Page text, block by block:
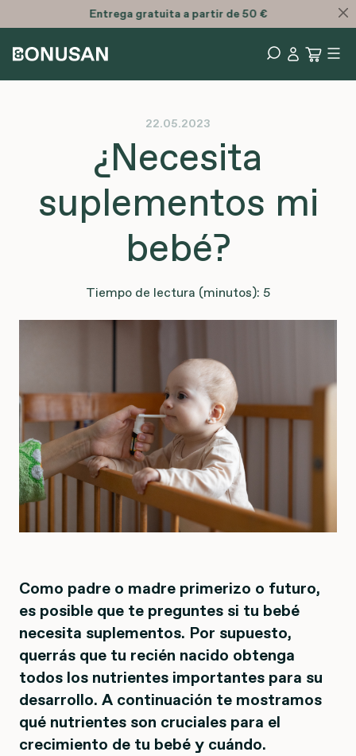
Entrega gratuita a partir de 50 €
22.05.2023
¿Necesita
suplementos mi
bebé?
Tiempo de lectura (minutos): 5
Como padre o madre primerizo o futuro,
es posible que te preguntes si tu bebé
necesita suplementos. Por supuesto,
querrás que tu recién nacido obtenga
todos los nutrientes importantes para su
desarrollo. A continuación te mostramos
qué nutrientes son cruciales para el
crecimiento de tu bebé y cuándo.